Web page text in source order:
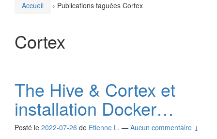
Accueil › Publications taguées Cortex
Cortex
The Hive & Cortex et
installation Docker…
Posté le 2022-07-26 de Etienne L. — Aucun commentaire ↓